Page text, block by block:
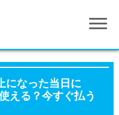
になった当日に
える？今すぐ払う